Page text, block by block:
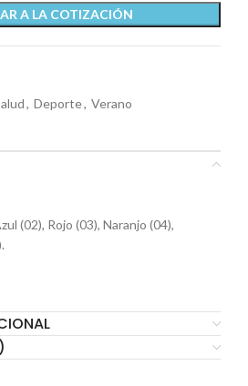
A LA COTIZACIÓN
, Deporte, Verano
(02), Rojo (03), Naranjo (04),